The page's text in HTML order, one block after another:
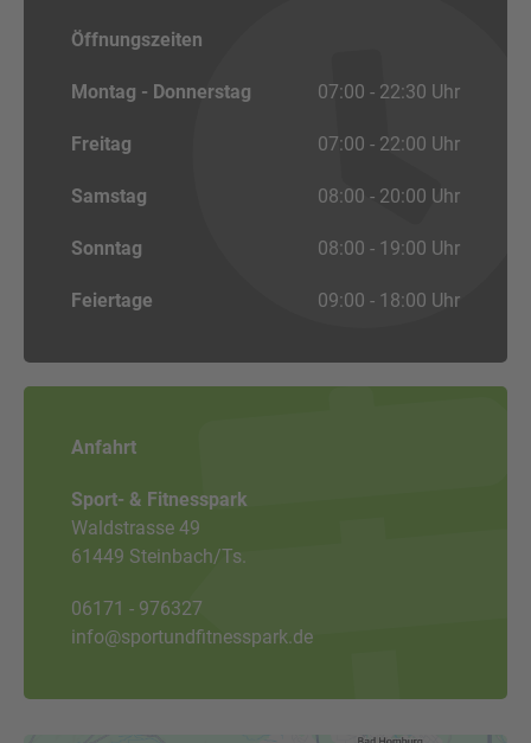
Öffnungszeiten
Montag - Donnerstag 07:00 - 22:30 Uhr
Freitag 07:00 - 22:00 Uhr
Samstag 08:00 - 20:00 Uhr
Sonntag 08:00 - 19:00 Uhr
Feiertage 09:00 - 18:00 Uhr
Anfahrt
Sport- & Fitnesspark
Waldstrasse 49
61449 Steinbach/Ts.
06171 - 976327
info@sportundfitnesspark.de